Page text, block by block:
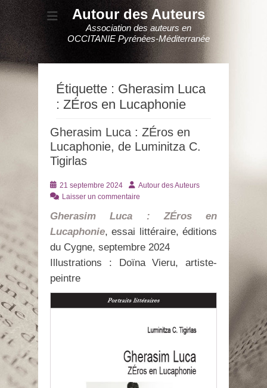
Autour des Auteurs
Association des auteurs en
OCCITANIE Pyrénées-Méditerranée
Étiquette : Gherasim Luca
: ZÉros en Lucaphonie
Gherasim Luca : ZÉros en
Lucaphonie, de Luminitza C.
Tigirlas
Posté
le
21 septembre 2024 AuteurAutour des Auteurs
Laisser un commentaire
Gherasim Luca : ZÉros en
Lucaphonie, essai littéraire, éditions
du Cygne, septembre 2024
Illustrations : Doïna Vieru, artiste-
peintre